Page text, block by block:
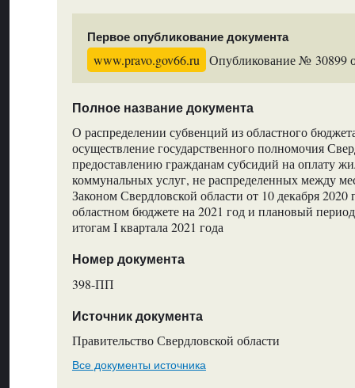
Первое опубликование документа
www.pravo.gov66.ru Опубликование № 30899
Полное название документа
О распределении субвенций из областного
осуществление государственного полномочия
предоставлению гражданам субсидий на оплату
коммунальных услуг, не распределенных между
Законом Свердловской области от 10 декабря
областном бюджете на 2021 год и плановый
итогам I квартала 2021 года
Номер документа
398-ПП
Источник документа
Правительство Свердловской области
Все документы источника